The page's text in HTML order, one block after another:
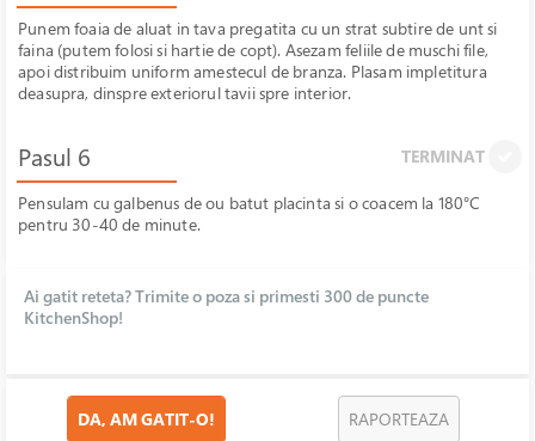
Punem foaia de aluat in tava pregatita cu un strat subtire de unt si
faina (putem folosi si hartie de copt). Asezam feliile de muschi file,
apoi distribuim uniform amestecul de branza. Plasam impletitura
deasupra, dinspre exteriorul tavii spre interior.
Pasul 6 TERMINAT
Pensulam cu galbenus de ou batut placinta si o coacem la 180°C
pentru 30-40 de minute.
Ai gatit reteta? Trimite o poza si primesti 300 de puncte
KitchenShop!
DA, AM GATIT-O! RAPORTEAZA